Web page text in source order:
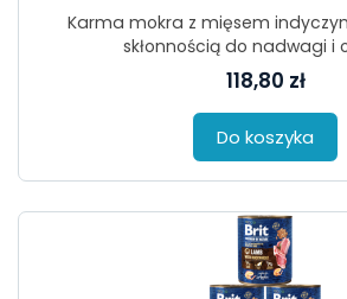
Karma mokra z mięsem
skłonnością do nadwagi i
118,80 zł
Do koszyka